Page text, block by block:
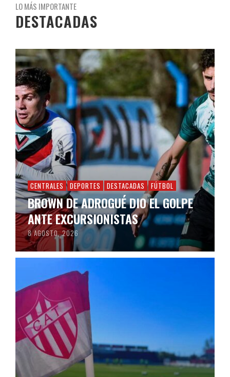
LO MÁS IMPORTANTE
DESTACADAS
CENTRALES DEPORTES DESTACADAS FÚTBOL
BROWN DE ADROGUÉ DIO EL GOLPE
ANTE EXCURSIONISTAS
8 AGOSTO, 2026